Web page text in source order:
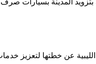
عن ⁤خطتها⁢ لتعزيز